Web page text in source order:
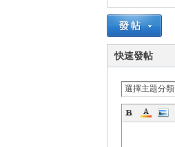
快速發帖
選擇主題分類